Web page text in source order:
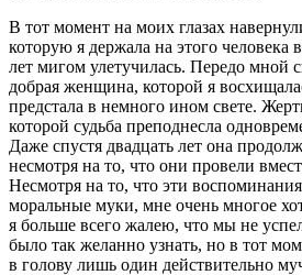
В тот момент на моих глазах
которую я держала на этого человека
лет мигом улетучилась. Передо мной
добрая женщина, которой я
предстала в немного ином свете.
которой судьба преподнесла
Даже спустя двадцать лет она
несмотря на то, что они провели
Несмотря на то, что эти
моральные муки, мне очень многое
я больше всего жалею, что мы не
было так желанно узнать, но в тот
в голову лишь один действительно